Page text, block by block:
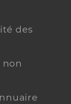
des
non